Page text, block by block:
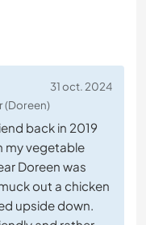
31 oct. 2024
(Doreen)
back in 2019
my vegetable
Doreen was
out a chicken
upside down.